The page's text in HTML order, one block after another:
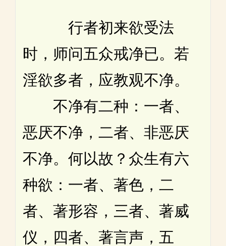
行者初来欲受法
时，师问五众戒净已。若
淫欲多者，应教观不净。
不净有二种：一者、
恶厌不净，二者、非恶厌
不净。何以故？众生有六
种欲：一者、著色，二
者、著形容，三者、著威
仪，四者、著言声，五